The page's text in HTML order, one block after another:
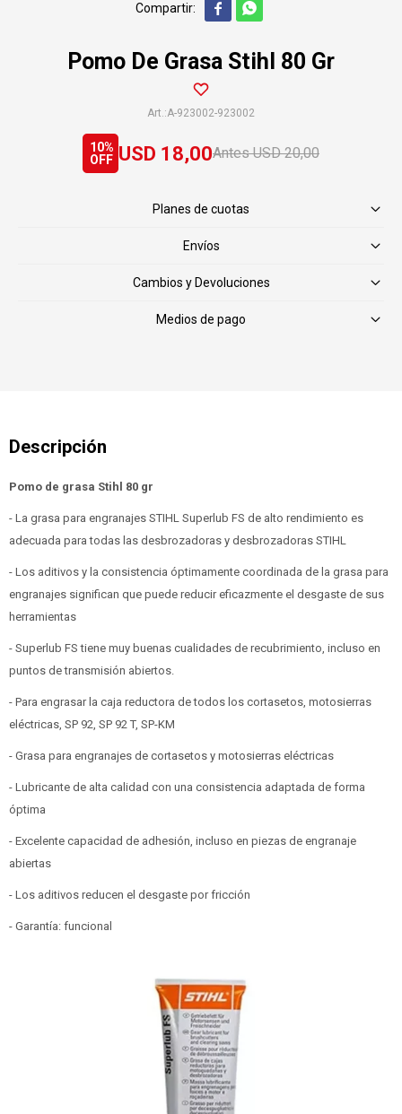
 
Pomo De Grasa Stihl 80 Gr
A-923002-923002
USD 18,00 USD 20,00
10
Planes de cuotas
Envíos
Cambios y Devoluciones
Medios de pago
Pomo de grasa Stihl 80 gr
- La grasa para engranajes STIHL Superlub FS de alto rendimiento es
adecuada para todas las desbrozadoras y desbrozadoras STIHL
- Los aditivos y la consistencia óptimamente coordinada de la grasa para
engranajes significan que puede reducir eficazmente el desgaste de sus
herramientas
- Superlub FS tiene muy buenas cualidades de recubrimiento, incluso en
puntos de transmisión abiertos.
- Para engrasar la caja reductora de todos los cortasetos, motosierras
eléctricas, SP 92, SP 92 T, SP-KM
- Grasa para engranajes de cortasetos y motosierras eléctricas
- Lubricante de alta calidad con una consistencia adaptada de forma
óptima
- Excelente capacidad de adhesión, incluso en piezas de engranaje
abiertas
- Los aditivos reducen el desgaste por fricción
- Garantía: funcional